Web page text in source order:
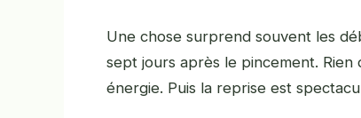
Une chose surprend souvent les
sept jours après le pincement. Rien
énergie. Puis la reprise est